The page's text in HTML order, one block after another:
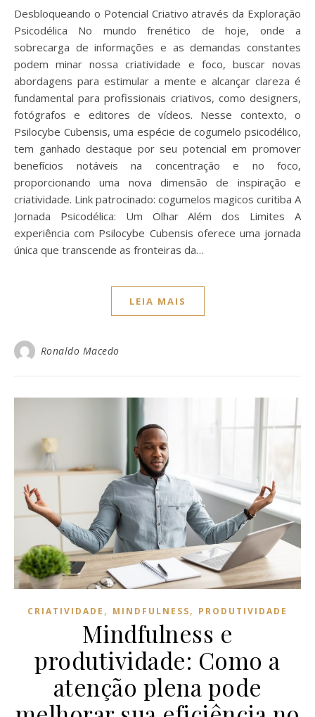
Desbloqueando o Potencial Criativo através da Exploração
Psicodélica No mundo frenético de hoje, onde a
sobrecarga de informações e as demandas constantes
podem minar nossa criatividade e foco, buscar novas
abordagens para estimular a mente e alcançar clareza é
fundamental para profissionais criativos, como designers,
fotógrafos e editores de vídeos. Nesse contexto, o
Psilocybe Cubensis, uma espécie de cogumelo psicodélico,
tem ganhado destaque por seu potencial em promover
benefícios notáveis na concentração e no foco,
proporcionando uma nova dimensão de inspiração e
criatividade. Link patrocinado: cogumelos magicos curitiba A
Jornada Psicodélica: Um Olhar Além dos Limites A
experiência com Psilocybe Cubensis oferece uma jornada
única que transcende as fronteiras da…
LEIA MAIS
Ronaldo Macedo
CRIATIVIDADE , MINDFULNESS, PRODUTIVIDADE
Mindfulness e
produtividade: Como a
atenção plena pode